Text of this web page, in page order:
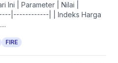
Ini | Parameter | Nilai |
|------------| | Indeks Harga
FIRE